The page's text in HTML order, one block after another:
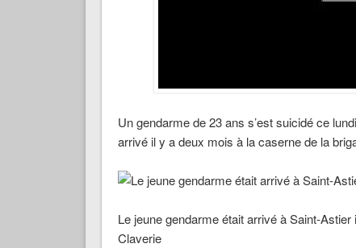
Un gendarme de 23 ans s’est suicidé ce
arrivé il y a deux mois à la caserne de la
Le jeune gendarme était arrivé à Saint-
Claverie